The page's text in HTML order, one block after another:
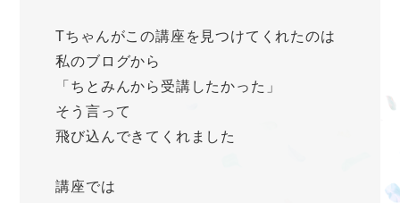
Tちゃんがこの講座を見つけてくれたのは
私のブログから
「ちとみんから受講したかった」
そう言って
飛び込んできてくれました
講座では